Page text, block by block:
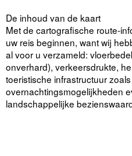
De inhoud van de kaart
Met de cartografische route-
uw reis beginnen, want wij
al voor u verzameld:
onverhard), verkeersdrukte,
toeristische infrastructuur
overnachtingsmogelijkheden
landschappelijke